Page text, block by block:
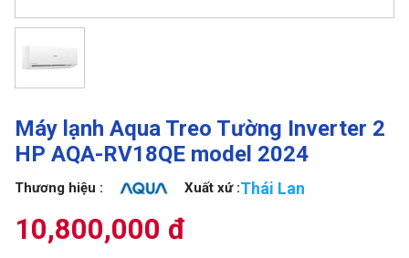
Máy lạnh Aqua Treo Tường Inverter 2
HP AQA-RV18QE model 2024
Thương hiệu : Xuất xứ :Thái Lan
10,800,000 đ